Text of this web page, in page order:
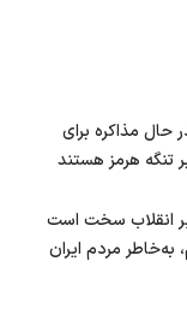
حال مذاکره برای
تنگه هرمز هستند
انقلاب سخت است
به‌خاطر مردم ایران